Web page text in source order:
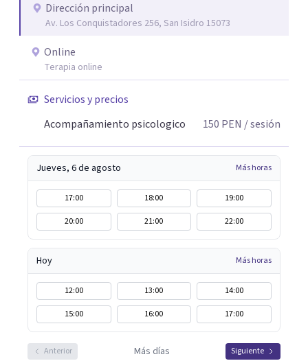
Dirección principal
Av. Los Conquistadores 256, San Isidro 15073
Online
Terapia online
Servicios y precios
Acompañamiento psicologico
150 PEN / sesión
Jueves, 6 de agosto Más horas
17:00 18:00
19:00
20:00
21:00 22:00
Hoy Más horas
12:00 13:00
14:00
15:00
16:00 17:00
Anterior Más días Siguiente